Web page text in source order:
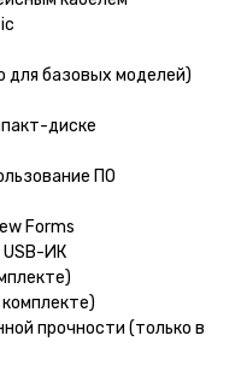
для базовых моделей)
диске
ПО
Forms
USB-ИК
прочности (только в